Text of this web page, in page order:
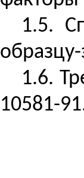
1.5.
1.6.
10581-